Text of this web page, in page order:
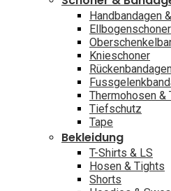
Handbandagen
Ellbogenschoner
Knieschoner
Thermohosen &
Tiefschutz
Tape
Bekleidung
T-Shirts & LS
Hosen & Tights
Shorts